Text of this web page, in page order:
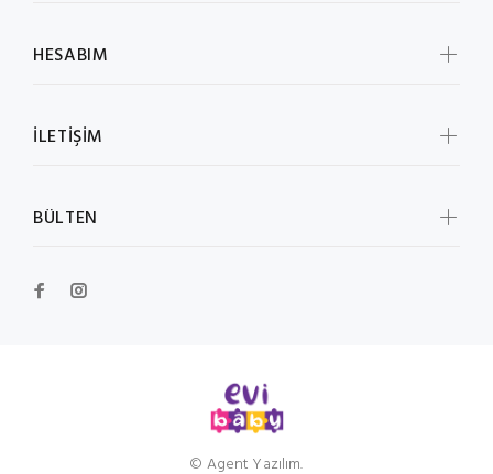
HESABIM
İLETİŞİM
BÜLTEN
© Agent Yazılım.